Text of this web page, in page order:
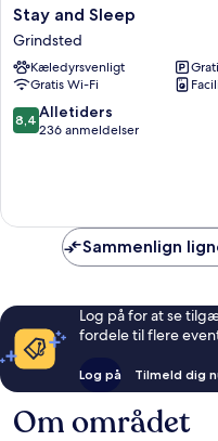
Stay
and
Sleep
Grindsted
Stay and Sleep
Grindsted
Kæledyrsvenligt
Gratis Wi-Fi
8.4
ud
anmeldelser
8,4 Alletiders
236 anmeldelser
Sammenlign
Log på for at se
fordele til flere
Log på Tilmeld dig
Om området